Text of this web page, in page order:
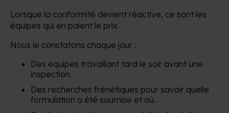
Lorsque la conformité devient réactive, ce sont les
équipes qui en paient le prix.
Nous le constatons chaque jour :
Des équipes travaillant tard le soir avant une
inspection.
Des recherches frénétiques pour savoir quelle
formulation a été soumise et où.